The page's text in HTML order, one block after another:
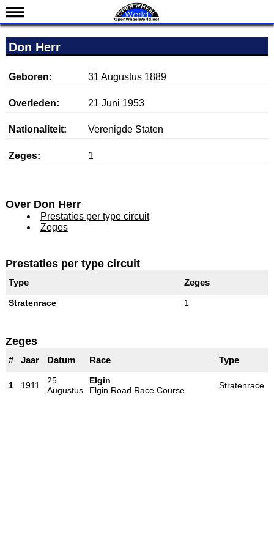
Nieuws
Kalender
Uitslagen
Teams
IndyCar 101
Don Herr
Geboren: 31 Augustus 1889
Overleden: 21 Juni 1953
Nationaliteit: Verenigde Staten
Zeges: 1
Over Don Herr
Prestaties per type circuit
Zeges
Prestaties per type circuit
Type Zeges
Stratenrace 1
Zeges
# Jaar Datum Race Type
1 1911
25
Augustus
Elgin
Elgin Road Race Course
Stratenrace